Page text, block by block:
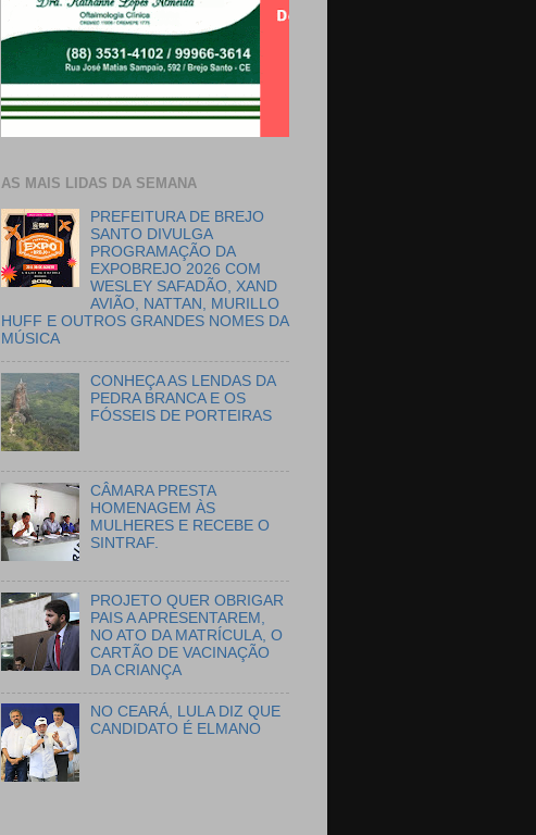
AS MAIS LIDAS DA SEMANA
PREFEITURA DE BREJO
SANTO DIVULGA
PROGRAMAÇÃO DA
EXPOBREJO 2026 COM
WESLEY SAFADÃO, XAND
AVIÃO, NATTAN, MURILLO
HUFF E OUTROS GRANDES NOMES DA
MÚSICA
CONHEÇA AS LENDAS DA
PEDRA BRANCA E OS
FÓSSEIS DE PORTEIRAS
CÂMARA PRESTA
HOMENAGEM ÀS
MULHERES E RECEBE O
SINTRAF.
PROJETO QUER OBRIGAR
PAIS A APRESENTAREM,
NO ATO DA MATRÍCULA, O
CARTÃO DE VACINAÇÃO
DA CRIANÇA
NO CEARÁ, LULA DIZ QUE
CANDIDATO É ELMANO